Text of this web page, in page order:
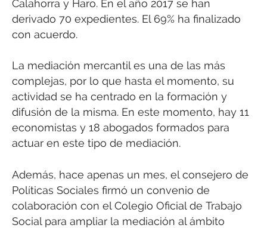
Calahorra y Haro. En el año 2017 se han
derivado 70 expedientes. El 69% ha finalizado
con acuerdo.
La mediación mercantil es una de las más
complejas, por lo que hasta el momento, su
actividad se ha centrado en la formación y
difusión de la misma. En este momento, hay 11
economistas y 18 abogados formados para
actuar en este tipo de mediación.
Además, hace apenas un mes, el consejero de
Políticas Sociales firmó un convenio de
colaboración con el Colegio Oficial de Trabajo
Social para ampliar la mediación al ámbito